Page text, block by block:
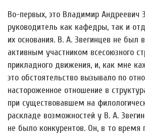
Во-первых, это Владимир Андреевич
руководитель как кафедры, так и
их основания. В. А. Звегинцев не был
активным участником всесоюзного
прикладного движения, и, как мне
это обстоятельство вызывало по
настороженное отношение в
при существовавшем на
раскладе возможностей у В. А.
не было конкурентов. Он, в то время